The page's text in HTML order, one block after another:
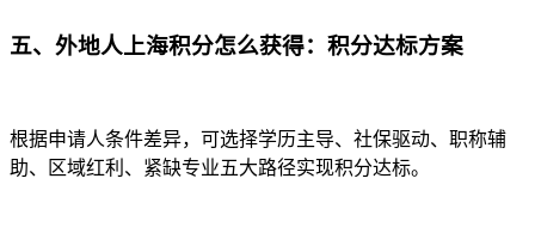
五、外地人上海积分怎么获得：积分达标方案
根据申请人条件差异，可选择学历主导、社保驱动、职称辅
助、区域红利、紧缺专业五大路径实现积分达标。